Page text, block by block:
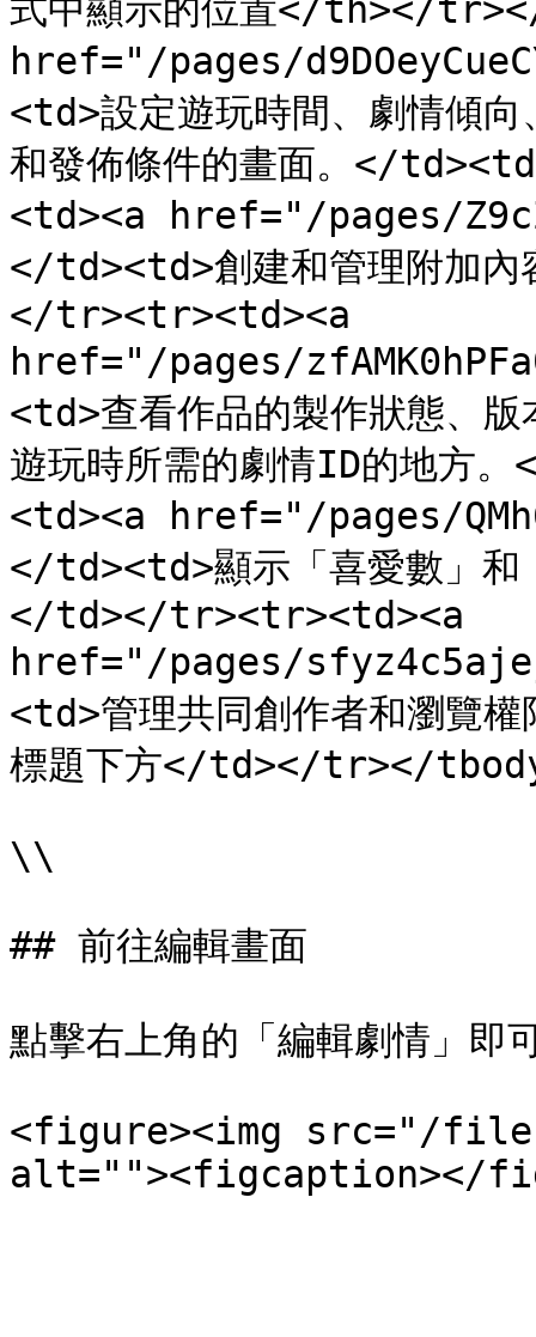
式中顯示的位置</th></
href="/pages/
<td>設定遊玩時間、劇情傾向
和發佈條件的畫面。</
<td><a href="/pages/
</td><td>創建和管理附加
</tr><tr><td><a
href="/pages/
<td>查看作品的製作狀態、
遊玩時所需的劇情ID的地
<td><a href="/pages/
</td><td>顯示「喜愛數」
</td></tr><tr><td><a
href="/pages/
<td>管理共同創作者和瀏覽
標題下方</td></tr></
\\
## 前往編輯畫面
點擊右上角的「編輯劇情」即
<figure><img src="/files/